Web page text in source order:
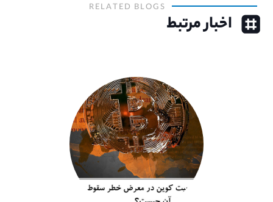
RELATED BLOGS
اخبار مرتبط